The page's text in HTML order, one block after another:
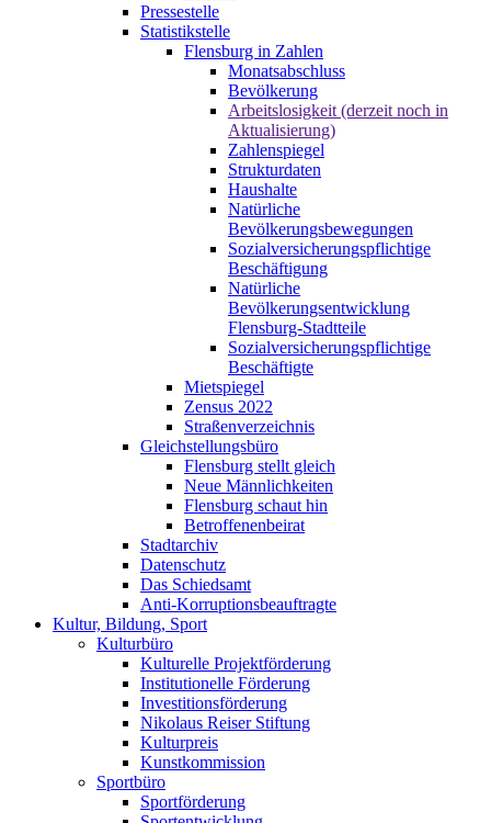
Pressestelle
Statistikstelle
Flensburg in Zahlen
Monatsabschluss
Bevölkerung
Arbeitslosigkeit (derzeit noch in
Aktualisierung)
Zahlenspiegel
Strukturdaten
Haushalte
Natürliche
Bevölkerungsbewegungen
Sozialversicherungspflichtige
Beschäftigung
Natürliche
Bevölkerungsentwicklung
Flensburg-Stadtteile
Sozialversicherungspflichtige
Beschäftigte
Mietspiegel
Zensus 2022
Straßenverzeichnis
Gleichstellungsbüro
Flensburg stellt gleich
Neue Männlichkeiten
Flensburg schaut hin
Betroffenenbeirat
Stadtarchiv
Datenschutz
Das Schiedsamt
Anti-Korruptionsbeauftragte
Kultur, Bildung, Sport
Kulturbüro
Kulturelle Projektförderung
Institutionelle Förderung
Investitionsförderung
Nikolaus Reiser Stiftung
Kulturpreis
Kunstkommission
Sportbüro
Sportförderung